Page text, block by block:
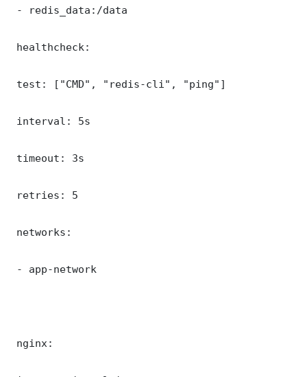
- redis_data:/data
healthcheck:
test: ["CMD", "redis-cli", "ping"]
interval: 5s
timeout: 3s
retries: 5
networks:
- app-network
nginx: